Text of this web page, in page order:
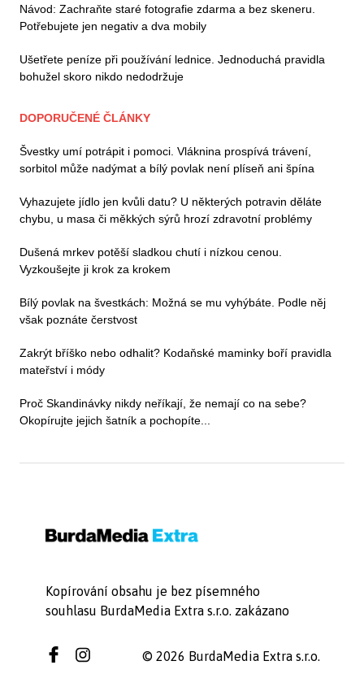
Návod: Zachraňte staré fotografie zdarma a bez skeneru.
Potřebujete jen negativ a dva mobily
Ušetřete peníze při používání lednice. Jednoduchá pravidla
bohužel skoro nikdo nedodržuje
DOPORUČENÉ ČLÁNKY
Švestky umí potrápit i pomoci. Vláknina prospívá trávení,
sorbitol může nadýmat a bílý povlak není plíseň ani špína
Vyhazujete jídlo jen kvůli datu? U některých potravin děláte
chybu, u masa či měkkých sýrů hrozí zdravotní problémy
Dušená mrkev potěší sladkou chutí i nízkou cenou.
Vyzkoušejte ji krok za krokem
Bílý povlak na švestkách: Možná se mu vyhýbáte. Podle něj
však poznáte čerstvost
Zakrýt bříško nebo odhalit? Kodaňské maminky boří pravidla
mateřství i módy
Proč Skandinávky nikdy neříkají, že nemají co na sebe?
Okopírujte jejich šatník a pochopíte...
Kopírování obsahu je bez písemného
souhlasu BurdaMedia Extra s.r.o. zakázano
© 2026 BurdaMedia Extra s.r.o.